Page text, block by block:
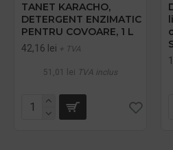
TANET KARACHO,
DETERGENT ENZIMATIC
PENTRU COVOARE, 1 L
42,16 lei + TVA
51,01 lei TVA inclus